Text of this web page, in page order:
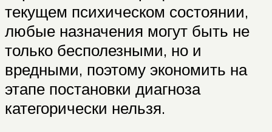
текущем психическом состоянии,
любые назначения могут быть не
только бесполезными, но и
вредными, поэтому экономить на
этапе постановки диагноза
категорически нельзя.